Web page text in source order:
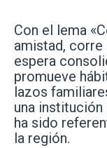
Con el lema
amistad, corre
espera
promueve
lazos
una institución
ha sido
la región.